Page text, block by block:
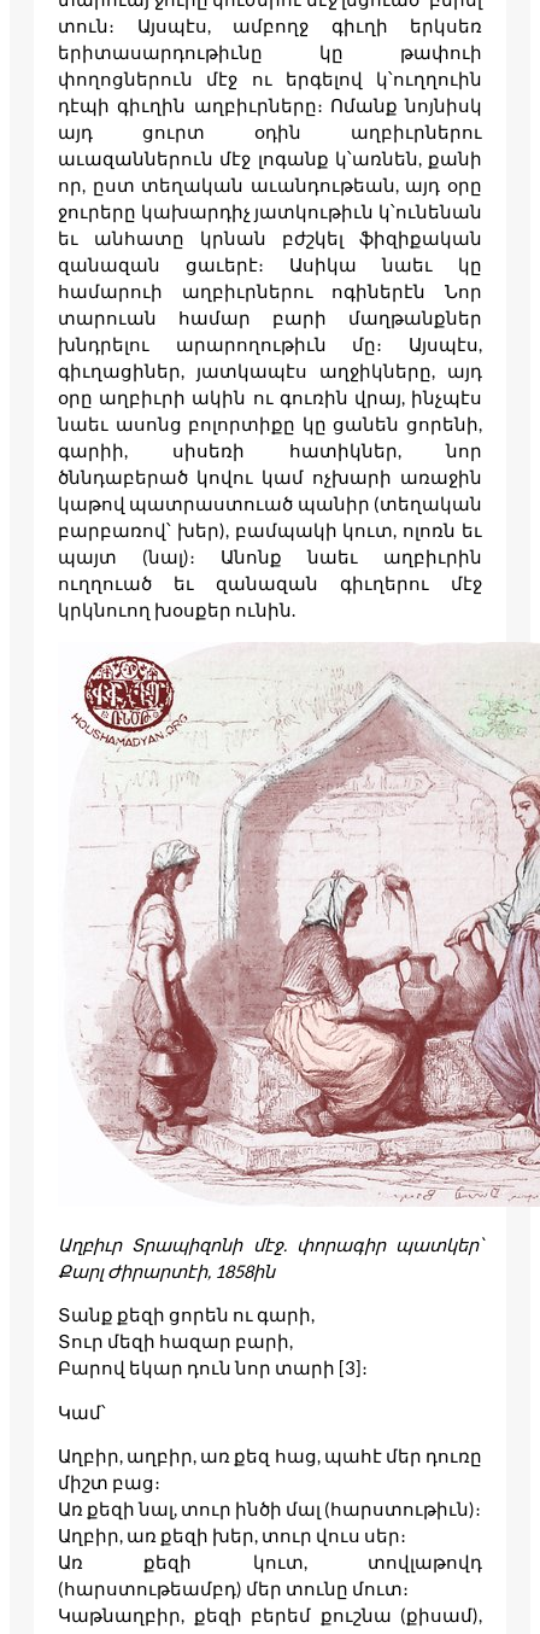
տուն։ Այսպէս, ամբողջ գիւղի երկսեռ
երիտասարդութիւնը կը թափուի
փողոցներուն մէջ ու երգելով կ՝ուղղուին
դէպի գիւղին աղբիւրները։ Ոմանք նոյնիսկ
այդ ցուրտ օդին աղբիւրներու
աւազաններուն մէջ լոգանք կ՝առնեն, քանի
որ, ըստ տեղական աւանդութեան, այդ օրը
ջուրերը կախարդիչ յատկութիւն կ՝ունենան
եւ անհատը կրնան բժշկել ֆիզիքական
զանազան ցաւերէ։ Ասիկա նաեւ կը
համարուի աղբիւրներու ոգիներէն Նոր
տարուան համար բարի մաղթանքներ
խնդրելու արարողութիւն մը։ Այսպէս,
գիւղացիներ, յատկապէս աղջիկները, այդ
օրը աղբիւրի ակին ու գուռին վրայ, ինչպէս
նաեւ ասոնց բոլորտիքը կը ցանեն ցորենի,
գարիի, սիսեռի հատիկներ, նոր
ծննդաբերած կովու կամ ոչխարի առաջին
կաթով պատրաստուած պանիր (տեղական
բարբառով՝ խեր), բամպակի կուտ, ոլոռն եւ
պայտ (նալ)։ Անոնք նաեւ աղբիւրին
ուղղուած եւ զանազան գիւղերու մէջ
կրկնուող խօսքեր ունին.
Աղբիւր Տրապիզոնի մէջ. փորագիր պատկեր՝
Քարլ Ժիրարտէի, 1858ին
Տանք քեզի ցորեն ու գարի,
Տուր մեզի հազար բարի,
Բարով եկար դուն նոր տարի [3]։
Կամ՝
Աղբիր, աղբիր, առ քեզ հաց, պահէ մեր դուռը
միշտ բաց։
Առ քեզի նալ, տուր ինծի մալ (հարստութիւն)։
Աղբիր, առ քեզի խեր, տուր վուս սեր։
Առ քեզի կուտ, տովլաթովդ
(հարստութեամբդ) մեր տունը մուտ։
Կաթնաղբիր, քեզի բերեմ քուշնա (քիսամ),